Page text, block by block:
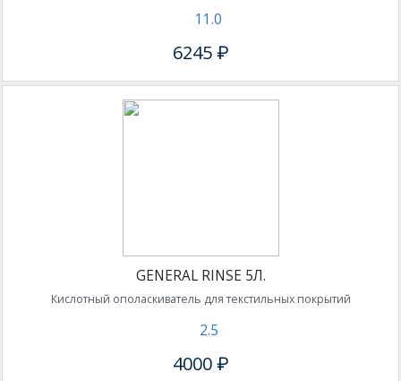
11.0
6245 ₽
GENERAL RINSE 5Л.
Кислотный ополаскиватель для текстильных покрытий
2.5
4000 ₽